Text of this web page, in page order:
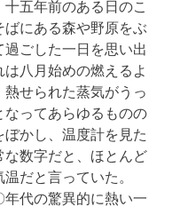
五年前のある日のこ
ばにある森や野原をぶ
過ごした一日を思い出
は八月始めの燃えるよ
熱せられた蒸気がうっ
なってあらゆるものの
かし、温度計を見た
な数字だと、ほとんど
だと言っていた。
代の驚異的に熱い一